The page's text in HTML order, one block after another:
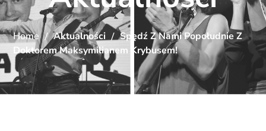
Home Aktualności
Spędź Z Nami Popołudnie Z
Doktorem Maksymilianem Krybusem!